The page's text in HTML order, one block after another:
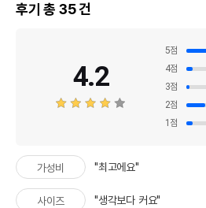
후기 총 35건
4.2
5점
4점
3점
2점
1 점
가성비 "최고에요"
사이즈 "생각보다 커요"